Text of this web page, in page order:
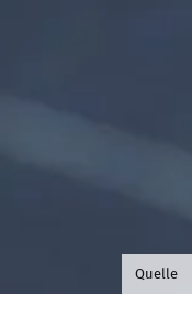
©B.G.
Quelle